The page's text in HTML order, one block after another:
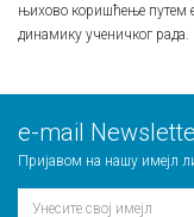
њихово коришћење путем
динамику ученичког рада.
е-mail
Пријавом на нашу имејл